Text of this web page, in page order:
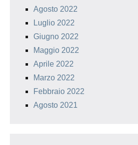
Agosto 2022
Luglio 2022
Giugno 2022
Maggio 2022
Aprile 2022
Marzo 2022
Febbraio 2022
Agosto 2021